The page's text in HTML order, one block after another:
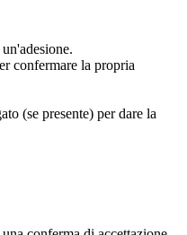
confermare la propria
(se presente) per dare la